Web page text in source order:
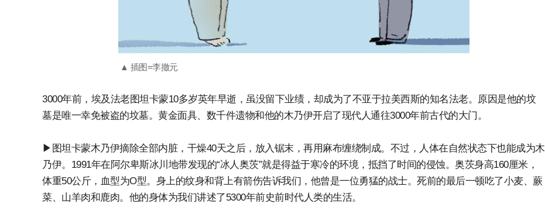
▲ 插图=李撤元
3000年前，埃及法老图坦卡蒙10多岁英年早逝，虽没留下业绩，却成为了不亚于拉美西斯的知名法老。原因是他的坟
墓是唯一幸免被盗的坟墓。黄金面具、数千件遗物和他的木乃伊开启了现代人通往3000年前古代的大门。
▶图坦卡蒙木乃伊摘除全部内脏，干燥40天之后，放入锯末，再用麻布缠绕制成。不过，人体在自然状态下也能成为木
乃伊。1991年在阿尔卑斯冰川地带发现的“冰人奥茨”就是得益于寒冷的环境，抵挡了时间的侵蚀。奥茨身高160厘米，
体重50公斤，血型为O型。身上的纹身和背上有箭伤告诉我们，他曾是一位勇猛的战士。死前的最后一顿吃了小麦、蕨
菜、山羊肉和鹿肉。他的身体为我们讲述了5300年前史前时代人类的生活。